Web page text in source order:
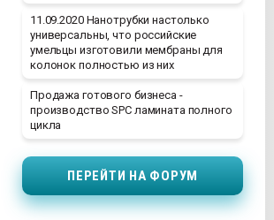
11.09.2020 Нанотрубки настолько
универсальны, что российские
умельцы изготовили мембраны для
колонок полностью из них
Продажа готового бизнеса -
производство SPC ламината полного
цикла
ПЕРЕЙТИ НА ФОРУМ